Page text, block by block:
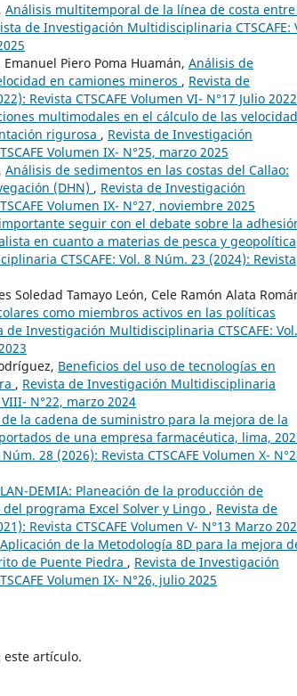
Análisis multitemporal de la línea de costa entre
de Investigación Multidisciplinaria CTSCAFE:
Piero Poma Huamán, Análisis de
en camiones mineros , Revista de
Revista CTSCAFE Volumen VI- N°17 Julio 2022
multimodales en el cálculo de las
rigurosa , Revista de Investigación
Volumen IX- N°25, marzo 2025
Análisis de sedimentos en las costas del Callao:
(DHN) , Revista de Investigación
Volumen IX- N°27, noviembre 2025
seguir con el debate sobre la
en cuanto a materias de pesca y geopolítica
CTSCAFE: Vol. 8 Núm. 23 (2024): Revista
Soledad Tamayo León, Cele Ramón Alata
como miembros activos en las políticas
de Investigación Multidisciplinaria CTSCAFE:
Beneficios del uso de tecnologías en
, Revista de Investigación Multidisciplinaria
VIII- N°22, marzo 2024
la cadena de suministro para la mejora de la
de una empresa farmacéutica, lima,
28 (2026): Revista CTSCAFE Volumen X-
DEMIA: Planeación de la producción de
programa Excel Solver y Lingo , Revista de
Revista CTSCAFE Volumen V- N°13 Marzo
Aplicación de la Metodología 8D para la mejora
de Puente Piedra , Revista de Investigación
Volumen IX- N°26, julio 2025
este artículo.